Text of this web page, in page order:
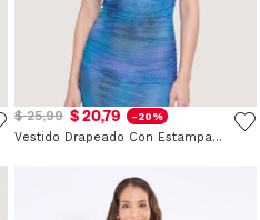
$ 25,99 $ 20,79 -20%
Vestido Drapeado Con Estampado Abstracto